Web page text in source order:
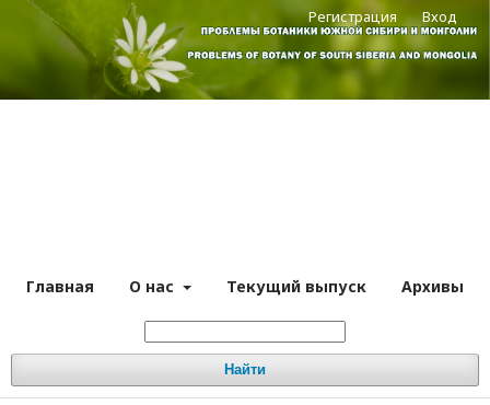
Главная О нас Текущий выпуск Архивы
Найти
Регистрация Вход